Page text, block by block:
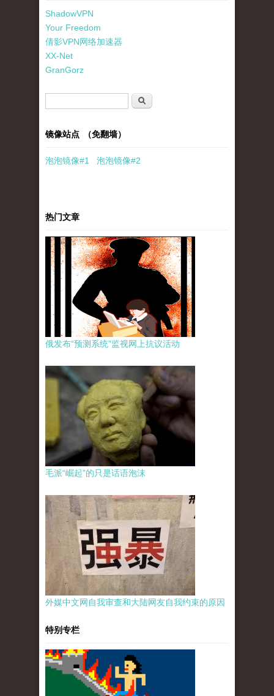
ShadowVPN
Your Freedom
倩影VPN网络加速器
XX-Net
GranGorz
搜索
镜像站点 （免翻墙）
泡泡镜像#1 泡泡镜像#2
热门文章
俄发布“预测系统”监视网上抗议活动
毛派“崛起”的只是话语泡沫
外媒中文网自我审查和大陆网友自我约束的原因
特别专栏